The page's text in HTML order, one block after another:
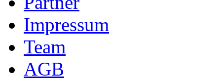
Impressum
Team
AGB